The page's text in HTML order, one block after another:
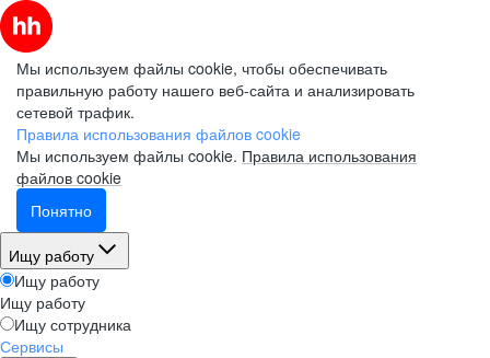
Мы используем файлы cookie, чтобы обеспечивать
правильную работу нашего веб-сайта и анализировать
сетевой трафик.
Правила использования файлов cookie
Мы используем файлы cookie. Правила использования
файлов cookie
Понятно
Ищу работу
Ищу работу
Ищу работу
Ищу сотрудника
Сервисы